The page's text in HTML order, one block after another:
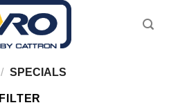
/ SPECIALS
FILTER